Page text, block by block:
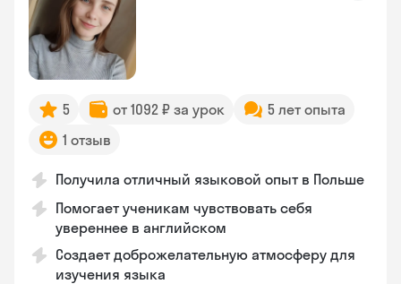
5 от 1092 ₽ за урок
5 лет опыта
1 отзыв
Получила отличный языковой опыт в Польше
Помогает ученикам чувствовать себя
увереннее в английском
Создает доброжелательную атмосферу для
изучения языка